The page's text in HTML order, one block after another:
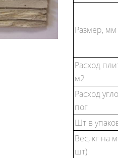
Размер, мм
Расход
м2
Расход
пог
Шт в
Вес, кг на
шт)